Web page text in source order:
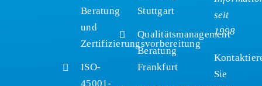
Beratung
und
Zertifizierungsvorbereitung
ISO-
45001-
Stuttgart
Qualitätsmanagement
Beratung
Frankfurt
seit
1998
Sie